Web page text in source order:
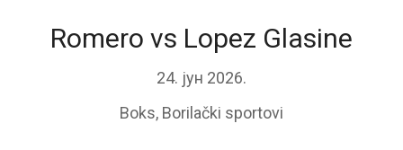
Romero vs Lopez Glasine
24. јун 2026.
Boks, Borilački sportovi